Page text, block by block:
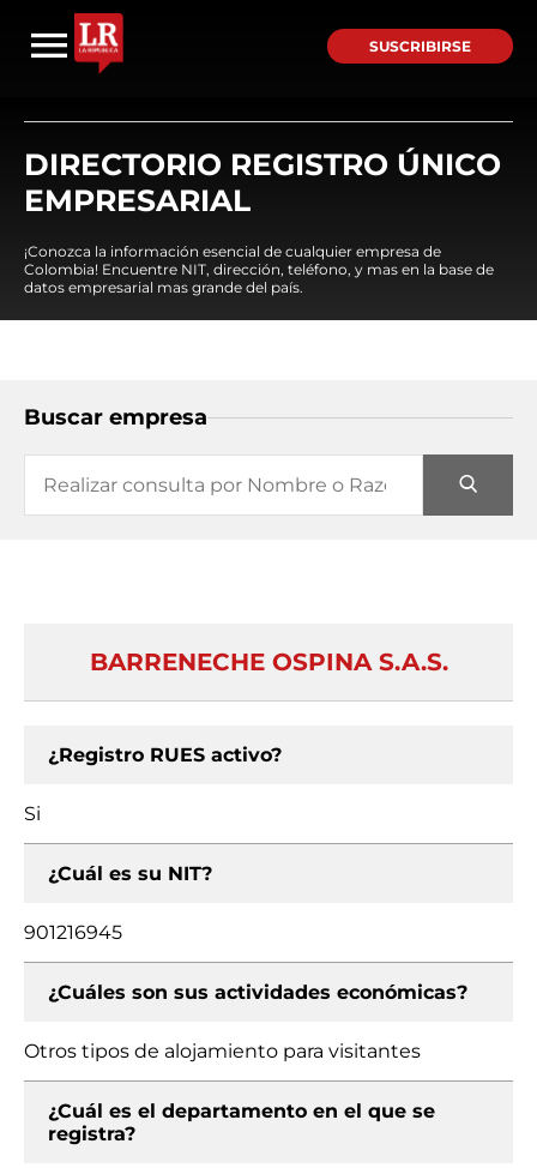
SUSCRIBIRSE
DIRECTORIO REGISTRO ÚNICO
EMPRESARIAL
¡Conozca la información esencial de cualquier empresa de
Colombia! Encuentre NIT, dirección, teléfono, y mas en la base de
datos empresarial mas grande del país.
Buscar empresa
BARRENECHE OSPINA S.A.S.
¿Registro RUES activo?
Si
¿Cuál es su NIT?
901216945
¿Cuáles son sus actividades económicas?
Otros tipos de alojamiento para visitantes
¿Cuál es el departamento en el que se
registra?